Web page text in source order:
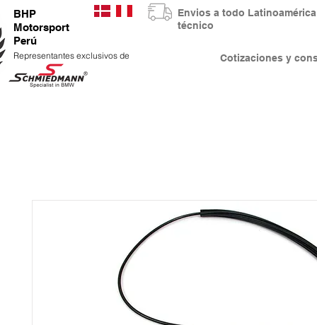
BHP
Motorsport
Perú
Representantes exclusivos de Cotizaciones y
Envios a todo
técnico